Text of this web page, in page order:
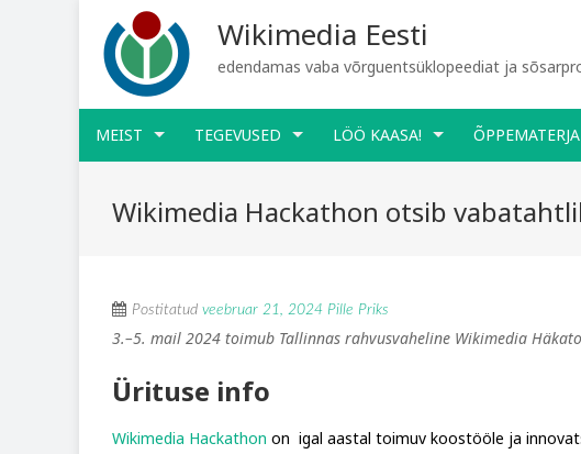
Wikimedia Eesti
edendamas vaba võrguentsüklopeediat ja
MEIST TEGEVUSED LÖÖ KAASA!
Wikimedia Hackathon otsib
Postitatud veebruar 21, 2024 Pille Priks
3.–5. mail 2024 toimub Tallinnas rahvusvaheline Wikimedia
Ürituse info
Wikimedia Hackathon on igal aastal toimuv koostööle ja